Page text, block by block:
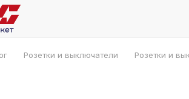
Розетки и выключатели Розетки и